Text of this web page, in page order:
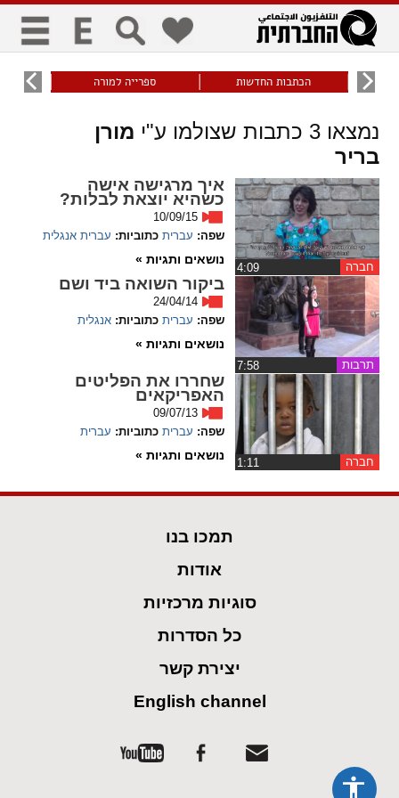
כללי
visibility_off
ביטול הבהובים
keyboard
ניווט מקלדת
זום
zoom_out
התרחק
zoom_in
גופנים
remove_circle_outline
Decrease font
add_circle_outline
Increase font
spellcheck
גופן קריא
קישורים
קו תחתי לקישורים סימון קישורים
flag
השארת
הכתבות החדשות ספרייה למורה עוני
נמצאו3 כתבות שצולמו ע"י מורן
בריר
חברה
איך מרגישה אישה
כשהיא יוצאת לבלות?
10/09/15
שפה: עברית כתוביות: עברית אנגלית
נושאים ותגיות »
תרבות
ביקור השואה ביד ושם
24/04/14
שפה: עברית כתוביות: אנגלית
נושאים ותגיות »
חברה
שחררו את הפליטים
האפריקאים
09/07/13
שפה: עברית כתוביות: עברית
נושאים ותגיות »
תמכו בנו
אודות
סוגיות מרכזיות
כל הסדרות
יצירת קשר
English channel